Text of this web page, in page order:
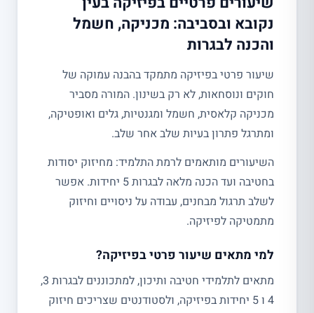
נקובא ובסביבה: מכניקה, חשמל
והכנה לבגרות
שיעור פרטי בפיזיקה מתמקד בהבנה עמוקה של
חוקים ונוסחאות, לא רק בשינון. המורה מסביר
מכניקה קלאסית, חשמל ומגנטיות, גלים ואופטיקה,
ומתרגל פתרון בעיות שלב אחר שלב.
השיעורים מותאמים לרמת התלמיד: מחיזוק יסודות
בחטיבה ועד הכנה מלאה לבגרות 5 יחידות. אפשר
לשלב תרגול מבחנים, עבודה על ניסויים וחיזוק
מתמטיקה לפיזיקה.
למי מתאים שיעור פרטי בפיזיקה?
מתאים לתלמידי חטיבה ותיכון, למתכוננים לבגרות 3,
4 ו 5 יחידות בפיזיקה, ולסטודנטים שצריכים חיזוק